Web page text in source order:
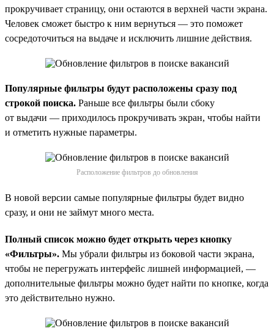
прокручивает страницу, они остаются в верхней части экрана.
Человек сможет быстро к ним вернуться — это поможет
сосредоточиться на выдаче и исключить лишние действия.
Популярные фильтры будут расположены сразу под
строкой поиска. Раньше все фильтры были сбоку
от выдачи — приходилось прокручивать экран, чтобы найти
и отметить нужные параметры.
Расположение фильтров до обновления
В новой версии самые популярные фильтры будет видно
сразу, и они не займут много места.
Полный список можно будет открыть через кнопку
«Фильтры». Мы убрали фильтры из боковой части экрана,
чтобы не перегружать интерфейс лишней информацией, —
дополнительные фильтры можно будет найти по кнопке, когда
это действительно нужно.